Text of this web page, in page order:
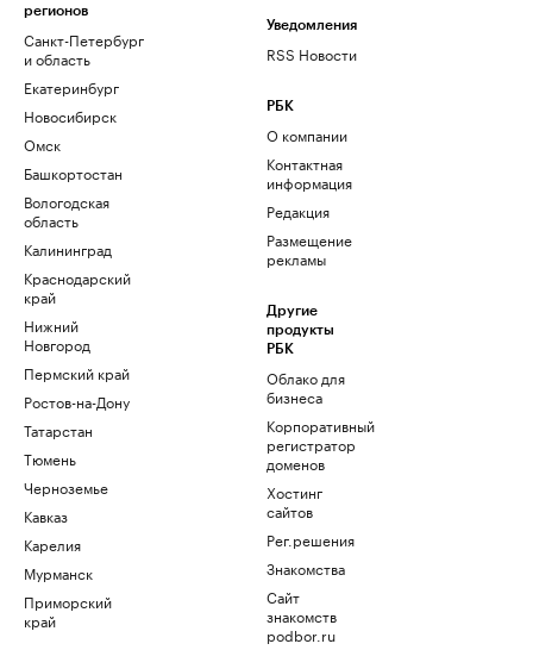
регионов
Санкт-Петербург
и область
Екатеринбург
Новосибирск
Омск
Башкортостан
Вологодская
область
Калининград
Краснодарский
край
Нижний
Новгород
Пермский край
Ростов-на-Дону
Татарстан
Тюмень
Черноземье
Кавказ
Карелия
Мурманск
Приморский
край
Уведомления
RSS Новости
РБК
О компании
Контактная
информация
Редакция
Размещение
рекламы
Другие
продукты
РБК
Облако для
бизнеса
Корпоративный
регистратор
доменов
Хостинг
сайтов
Рег.решения
Знакомства
Сайт
знакомств
podbor.ru